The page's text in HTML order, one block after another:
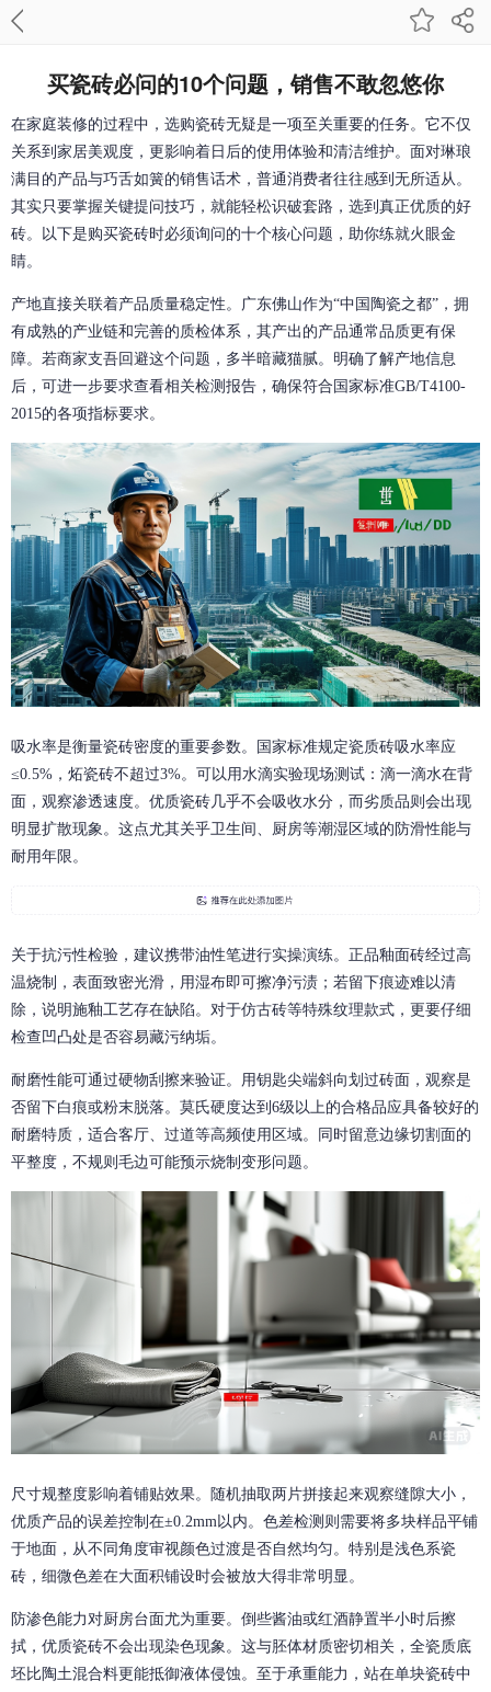
买瓷砖必问的10个问题，销售不敢忽悠你
在家庭装修的过程中，选购瓷砖无疑是一项至关重要的任务。它不仅
关系到家居美观度，更影响着日后的使用体验和清洁维护。面对琳琅
满目的产品与巧舌如簧的销售话术，普通消费者往往感到无所适从。
其实只要掌握关键提问技巧，就能轻松识破套路，选到真正优质的好
砖。以下是购买瓷砖时必须询问的十个核心问题，助你练就火眼金
睛。
产地直接关联着产品质量稳定性。广东佛山作为“中国陶瓷之都”，拥
有成熟的产业链和完善的质检体系，其产出的产品通常品质更有保
障。若商家支吾回避这个问题，多半暗藏猫腻。明确了解产地信息
后，可进一步要求查看相关检测报告，确保符合国家标准GB/T4100-
2015的各项指标要求。
吸水率是衡量瓷砖密度的重要参数。国家标准规定瓷质砖吸水率应
≤0.5%，炻瓷砖不超过3%。可以用水滴实验现场测试：滴一滴水在背
面，观察渗透速度。优质瓷砖几乎不会吸收水分，而劣质品则会出现
明显扩散现象。这点尤其关乎卫生间、厨房等潮湿区域的防滑性能与
耐用年限。
关于抗污性检验，建议携带油性笔进行实操演练。正品釉面砖经过高
温烧制，表面致密光滑，用湿布即可擦净污渍；若留下痕迹难以清
除，说明施釉工艺存在缺陷。对于仿古砖等特殊纹理款式，更要仔细
检查凹凸处是否容易藏污纳垢。
耐磨性能可通过硬物刮擦来验证。用钥匙尖端斜向划过砖面，观察是
否留下白痕或粉末脱落。莫氏硬度达到6级以上的合格品应具备较好的
耐磨特质，适合客厅、过道等高频使用区域。同时留意边缘切割面的
平整度，不规则毛边可能预示烧制变形问题。
尺寸规整度影响着铺贴效果。随机抽取两片拼接起来观察缝隙大小，
优质产品的误差控制在±0.2mm以内。色差检测则需要将多块样品平铺
于地面，从不同角度审视颜色过渡是否自然均匀。特别是浅色系瓷
砖，细微色差在大面积铺设时会被放大得非常明显。
防渗色能力对厨房台面尤为重要。倒些酱油或红酒静置半小时后擦
拭，优质瓷砖不会出现染色现象。这与胚体材质密切相关，全瓷质底
坯比陶土混合料更能抵御液体侵蚀。至于承重能力，站在单块瓷砖中